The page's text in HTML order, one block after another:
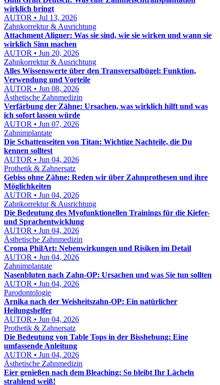
wirklich bringt
AUTOR • Jul 13, 2026
Zahnkorrektur & Ausrichtung
Attachment Aligner: Was sie sind, wie sie wirken und wann sie
wirklich Sinn machen
AUTOR • Jun 20, 2026
Zahnkorrektur & Ausrichtung
Alles Wissenswerte über den Transversalbügel: Funktion,
Verwendung und Vorteile
AUTOR • Jun 08, 2026
Ästhetische Zahnmedizin
Verfärbung der Zähne: Ursachen, was wirklich hilft und was
ich sofort lassen würde
AUTOR • Jun 07, 2026
Zahnimplantate
Die Schattenseiten von Titan: Wichtige Nachteile, die Du
kennen solltest
AUTOR • Jun 04, 2026
Prothetik & Zahnersatz
Gebiss ohne Zähne: Reden wir über Zahnprothesen und ihre
Möglichkeiten
AUTOR • Jun 04, 2026
Zahnkorrektur & Ausrichtung
Die Bedeutung des Myofunktionellen Trainings für die Kiefer-
und Sprachentwicklung
AUTOR • Jun 04, 2026
Ästhetische Zahnmedizin
Croma PhilArt: Nebenwirkungen und Risiken im Detail
AUTOR • Jun 04, 2026
Zahnimplantate
Nasenbluten nach Zahn-OP: Ursachen und was Sie tun sollten
AUTOR • Jun 04, 2026
Parodontologie
Arnika nach der Weisheitszahn-OP: Ein natürlicher
Heilungshelfer
AUTOR • Jun 04, 2026
Prothetik & Zahnersatz
Die Bedeutung von Table Tops in der Bisshebung: Eine
umfassende Anleitung
AUTOR • Jun 04, 2026
Ästhetische Zahnmedizin
Eier genießen nach dem Bleaching: So bleibt Ihr Lächeln
strahlend weiß!